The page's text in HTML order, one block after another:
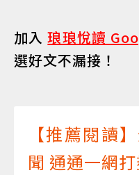
加入琅琅悅讀
選好文不漏接！
【推薦閱讀
聞 通通一網